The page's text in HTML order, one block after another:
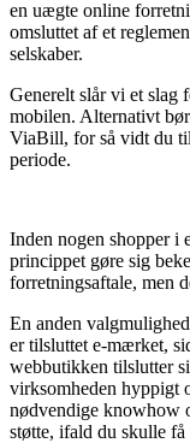
en uægte online
omsluttet af et
selskaber.
Generelt slår vi et slag
mobilen. Alternativt
ViaBill, for så vidt du
periode.
Inden nogen shopper i
princippet gøre sig
forretningsaftale, men
En anden
er tilsluttet e-mærket,
webbutikken tilslutter
virksomheden hyppigt
nødvendige knowhow
støtte, ifald du skulle få